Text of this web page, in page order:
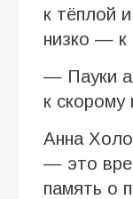
к тёплой
низко —
— Пауки
к скорому
Анна
— это
память о